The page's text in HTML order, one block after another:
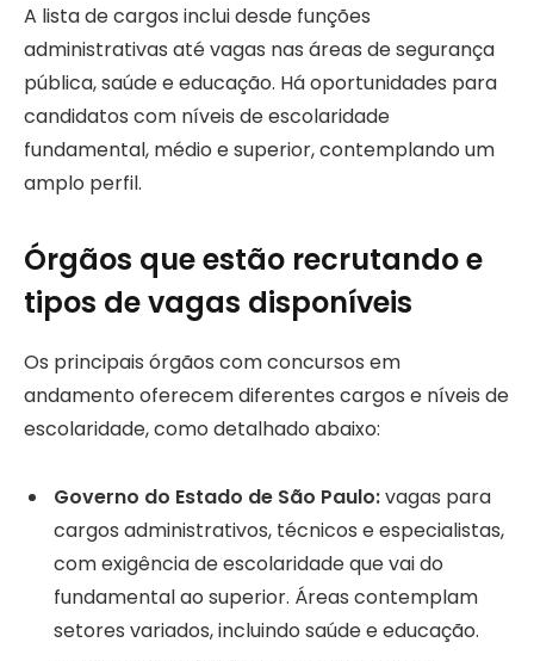
A lista de cargos inclui desde funções
administrativas até vagas nas áreas de segurança
pública, saúde e educação. Há oportunidades para
candidatos com níveis de escolaridade
fundamental, médio e superior, contemplando um
amplo perfil.
Órgãos que estão recrutando e
tipos de vagas disponíveis
Os principais órgãos com concursos em
andamento oferecem diferentes cargos e níveis de
escolaridade, como detalhado abaixo:
Governo do Estado de São Paulo:vagas para
cargos administrativos, técnicos e especialistas,
com exigência de escolaridade que vai do
fundamental ao superior. Áreas contemplam
setores variados, incluindo saúde e educação.